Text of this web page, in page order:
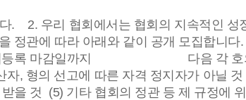
. 2. 우리 협회에서는 협회의 지속적인
을 정관에 따라 아래와 같이 공개 모
거등록 마감일까지 다음 각 호의 요
자, 형의 선고에 따른 자격 정지자가 아
받을 것 (5) 기타 협회의 정관 등 제 규